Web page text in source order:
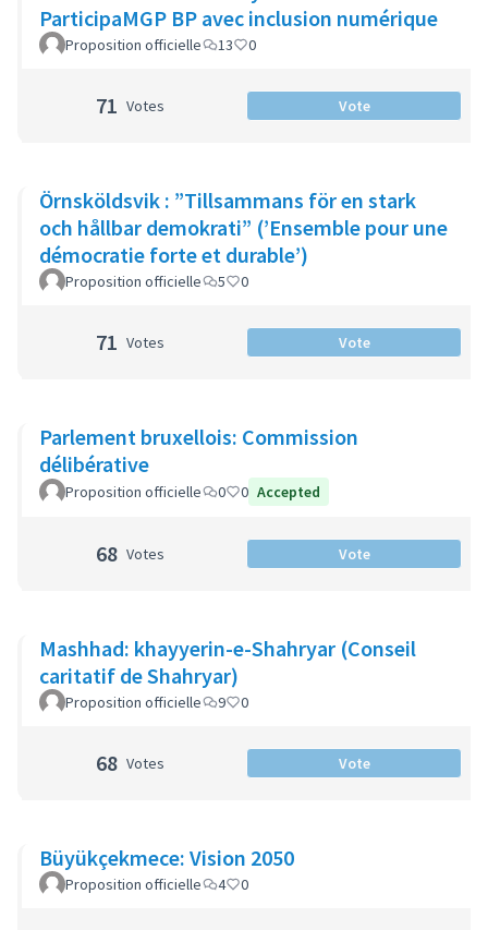
ParticipaMGP BP avec inclusion numérique
Proposition officielle 13 0
71 Votes Vote
Örnsköldsvik : ”Tillsammans för en stark
och hållbar demokrati” (’Ensemble pour une
démocratie forte et durable’)
Proposition officielle 5 0
71 Votes Vote
Parlement bruxellois: Commission
délibérative
Proposition officielle 0 0 Accepted
68 Votes Vote
Mashhad: khayyerin-e-Shahryar (Conseil
caritatif de Shahryar)
Proposition officielle 9 0
68 Votes Vote
Büyükçekmece: Vision 2050
Proposition officielle 4 0